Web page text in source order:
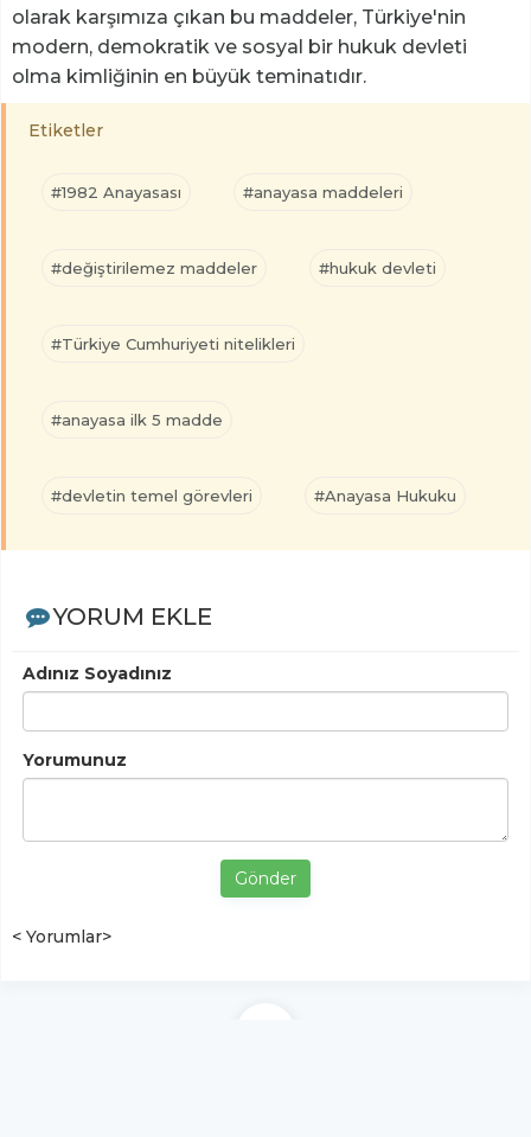
olarak karşımıza çıkan bu maddeler, Türkiye'nin
modern, demokratik ve sosyal bir hukuk devleti
olma kimliğinin en büyük teminatıdır.
Etiketler
#1982 Anayasası #anayasa maddeleri
#değiştirilemez maddeler #hukuk devleti
#Türkiye Cumhuriyeti nitelikleri
#anayasa ilk 5 madde
#devletin temel görevleri #Anayasa Hukuku
YORUM EKLE
Adınız Soyadınız
Yorumunuz
Gönder
< Yorumlar>